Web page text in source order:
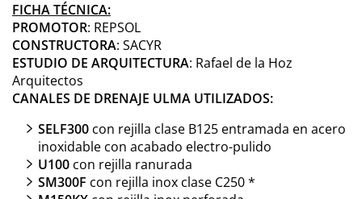
FICHA TÉCNICA:
PROMOTOR: REPSOL
CONSTRUCTORA: SACYR
ESTUDIO DE ARQUITECTURA: Rafael de la Hoz
Arquitectos
CANALES DE DRENAJE ULMA UTILIZADOS:
SELF300 con rejilla clase B125 entramada en acero
inoxidable con acabado electro-pulido
U100 con rejilla ranurada
SM300F con rejilla inox clase C250 *